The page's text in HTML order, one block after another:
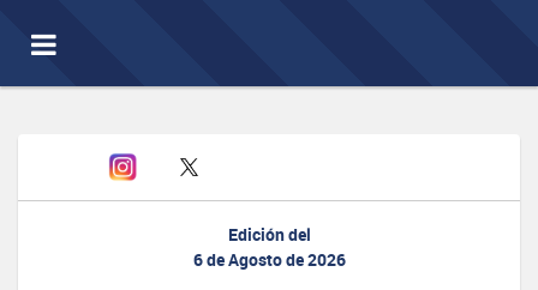
Toggle
navigation
Edición del
6 de Agosto de 2026